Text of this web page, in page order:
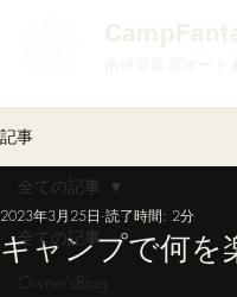
南伊豆高原オート
記事
全ての記事
Owner'sBlog
全ての記事
キャンプで何を
2023年3月25日 読了時間: 2分